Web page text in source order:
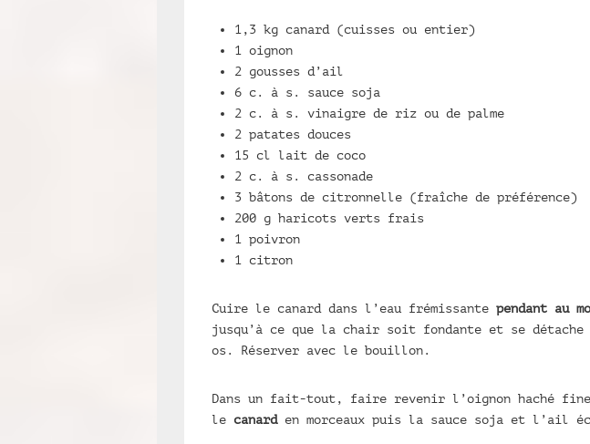
1,3 kg canard (cuisses ou entier)
1 oignon
2 gousses d’ail
6 c. à s. sauce soja
2 c. à s. vinaigre de riz ou de palme
2 patates douces
15 cl lait de coco
2 c. à s. cassonade
3 bâtons de citronnelle (fraîche de préférence)
200 g haricots verts frais
1 poivron
1 citron
Cuire le canard dans l’eau frémissante pendant au
jusqu’à ce que la chair soit fondante et se détache
os. Réserver avec le bouillon.
Dans un fait-tout, faire revenir l’oignon haché
le canarden morceaux puis la sauce soja et l’ail